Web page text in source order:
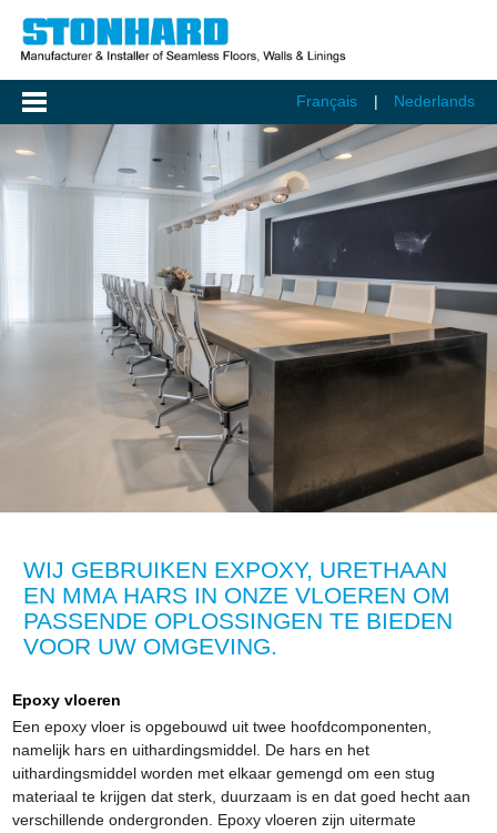
Français Nederlands
WIJ GEBRUIKEN EXPOXY, URETHAAN
EN MMA HARS IN ONZE VLOEREN OM
PASSENDE OPLOSSINGEN TE BIEDEN
VOOR UW OMGEVING.
Epoxy vloeren
Een epoxy vloer is opgebouwd uit twee hoofdcomponenten,
namelijk hars en uithardingsmiddel. De hars en het
uithardingsmiddel worden met elkaar gemengd om een stug
materiaal te krijgen dat sterk, duurzaam is en dat goed hecht aan
verschillende ondergronden. Epoxy vloeren zijn uitermate